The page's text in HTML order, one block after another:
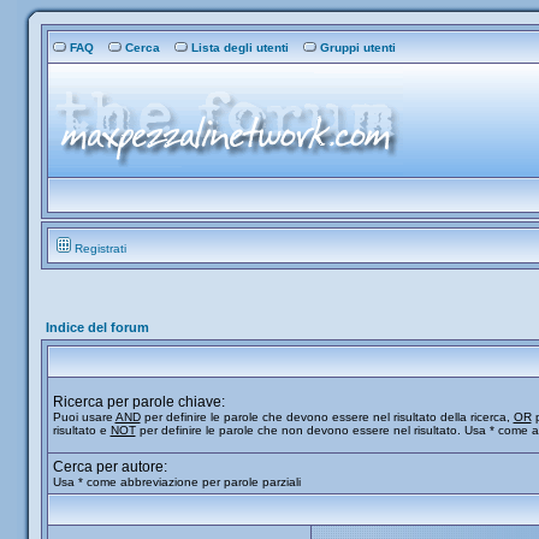
FAQ Cerca Lista degli utenti Gruppi utenti
Registrati
Indice del forum
Ricerca per parole chiave:
Puoi usare ANDper definire le parole che devono essere nel risultato della ricerca, OR
risultato e NOTper definire le parole che non devono essere nel risultato. Usa * come
Cerca per autore:
Usa * come abbreviazione per parole parziali